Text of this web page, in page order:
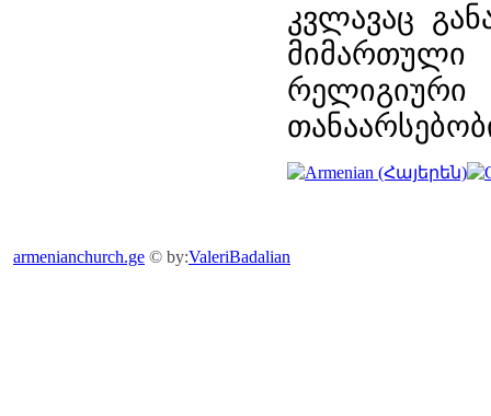
კვლავაც
მიმართული
armenianchurch.ge © by:ValeriBadalian